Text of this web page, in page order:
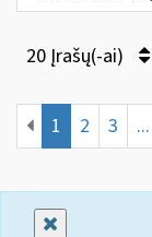
20 Įrašų(-ai)
1 2 3 ...